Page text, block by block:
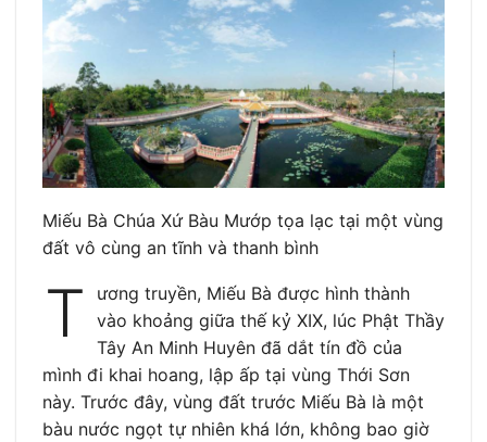
Miếu Bà Chúa Xứ Bàu Mướp tọa lạc tại một vùng
đất vô cùng an tĩnh và thanh bình
T
ương truyền, Miếu Bà được hình thành
vào khoảng giữa thế kỷ XIX, lúc Phật Thầy
Tây An Minh Huyên đã dắt tín đồ của
mình đi khai hoang, lập ấp tại vùng Thới Sơn
này. Trước đây, vùng đất trước Miếu Bà là một
bàu nước ngọt tự nhiên khá lớn, không bao giờ